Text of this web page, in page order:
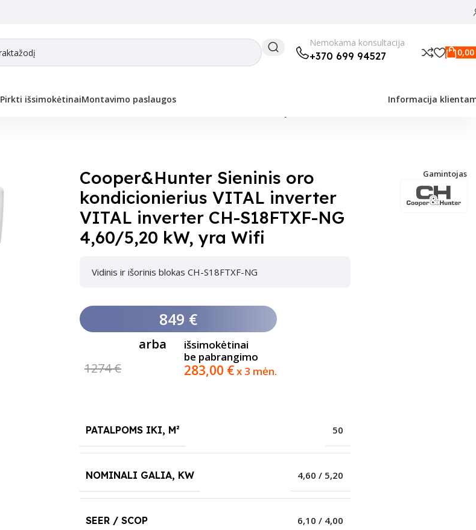
Nemokama konsultacija
+370 699 94527 0,00
Pirkti išsimokėtinaiMontavimo paslaugos Informacija
Cooper&Hunter Sieninis oro
kondicionierius VITAL inverter
VITAL inverter CH-S18FTXF-NG
4,60/5,20 kW, yra Wifi
Gamintojas
Vidinis ir išorinis blokas CH-S18FTXF-NG
849 €
1274 €
arba
išsimokėtinai
be pabrangimo
283,00 €x 3 mėn.
PATALPOMS IKI, M² 50
NOMINALI GALIA, KW 4,60 / 5,20
SEER / SCOP 6,10 / 4,00